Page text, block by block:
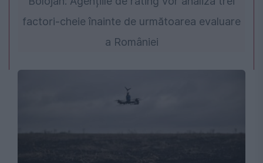
factori-cheie înainte de următoarea evaluare
a României